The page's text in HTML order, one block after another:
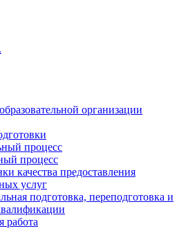
организации
процесс
процесс
качества предоставления
услуг
подготовка, переподготовка и
работа